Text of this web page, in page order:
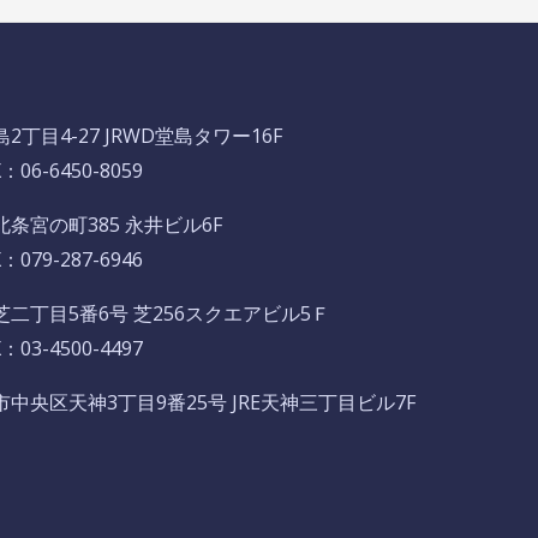
2丁目4-27 JRWD堂島タワー16F
06-6450-8059
条宮の町385 永井ビル6F
079-287-6946
丁目5番6号 芝256スクエアビル5Ｆ
03-4500-4497
央区天神3丁目9番25号 JRE天神三丁目ビル7F